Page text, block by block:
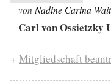
vonNadine Carina
Carl von Ossietzky
+ Mitgliedschaft